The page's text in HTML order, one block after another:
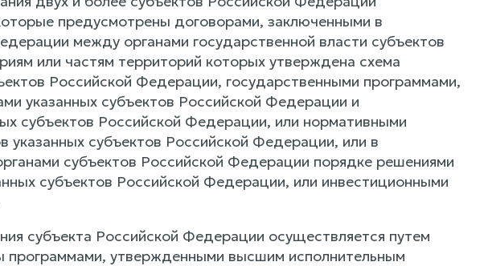
предусмотрены договорами, заключенными в
между органами государственной власти субъектов
или частям территорий которых утверждена схема
Российской Федерации, государственными программами,
указанных субъектов Российской Федерации и
субъектов Российской Федерации, или нормативными
указанных субъектов Российской Федерации, или в
субъектов Российской Федерации порядке решениями
субъектов Российской Федерации, или инвестиционными
субъекта Российской Федерации осуществляется путем
программами, утвержденными высшим исполнительным